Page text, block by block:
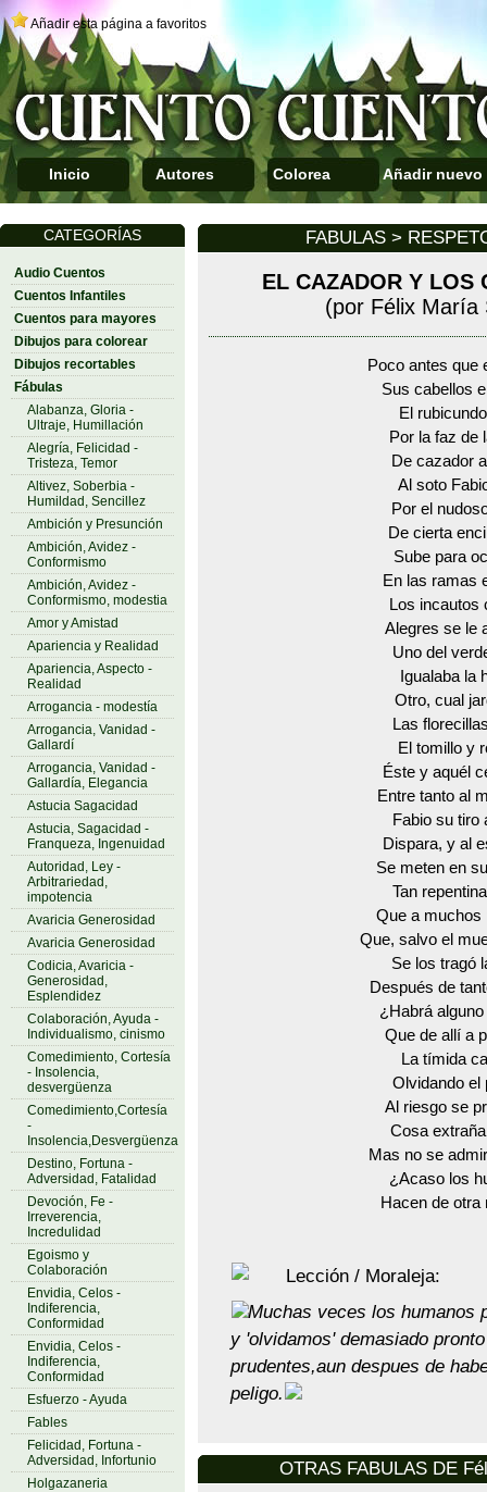
Añadir esta página a favoritos
Inicio Autores Colorea Añadir nuevo
CATEGORÍAS
Audio Cuentos
Cuentos Infantiles
Cuentos para mayores
Dibujos para colorear
Dibujos recortables
Fábulas
Alabanza, Gloria -
Ultraje, Humillación
Alegría, Felicidad -
Tristeza, Temor
Altivez, Soberbia -
Humildad, Sencillez
Ambición y Presunción
Ambición, Avidez -
Conformismo
Ambición, Avidez -
Conformismo, modestia
Amor y Amistad
Apariencia y Realidad
Apariencia, Aspecto -
Realidad
Arrogancia - modestía
Arrogancia, Vanidad -
Gallardí
Arrogancia, Vanidad -
Gallardía, Elegancia
Astucia Sagacidad
Astucia, Sagacidad -
Franqueza, Ingenuidad
Autoridad, Ley -
Arbitrariedad,
impotencia
Avaricia Generosidad
Avaricia Generosidad
Codicia, Avaricia -
Generosidad,
Esplendidez
Colaboración, Ayuda -
Individualismo, cinismo
Comedimiento, Cortesía
- Insolencia,
desvergüenza
Comedimiento,Cortesía
-
Insolencia,Desvergüenza
Destino, Fortuna -
Adversidad, Fatalidad
Devoción, Fe -
Irreverencia,
Incredulidad
Egoismo y
Colaboración
Envidia, Celos -
Indiferencia,
Conformidad
Envidia, Celos -
Indiferencia,
Conformidad
Esfuerzo - Ayuda
Fables
Felicidad, Fortuna -
Adversidad, Infortunio
Holgazaneria
FABULAS >
EL CAZADOR Y LOS
(por Félix María
Poco antes que
Sus cabellos
El
Por la faz de
De cazador
Al soto
Por el
De cierta
Sube para
En las ramas
Los incautos
Alegres se le
Uno del
Igualaba la
Otro, cual
Las
El tomillo y
Éste y aquél
Entre tanto al
Fabio su tiro
Dispara, y al
Se meten en
Tan
Que a muchos
Que, salvo el
Se los tragó
Después de
¿Habrá
Que de allí a
La tímida
Olvidando el
Al riesgo se
Cosa
Mas no se
¿Acaso los
Hacen de otra
Lección / Moraleja:
Muchas veces los humanos
y 'olvidamos' demasiado
prudentes,aun despues de
peligo.
OTRAS FABULAS DE